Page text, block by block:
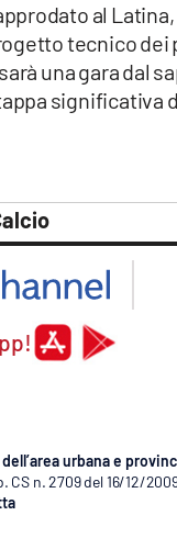
al
tecnico
una gara dal
significativa
urbana e
n. 2709 del 16/12/